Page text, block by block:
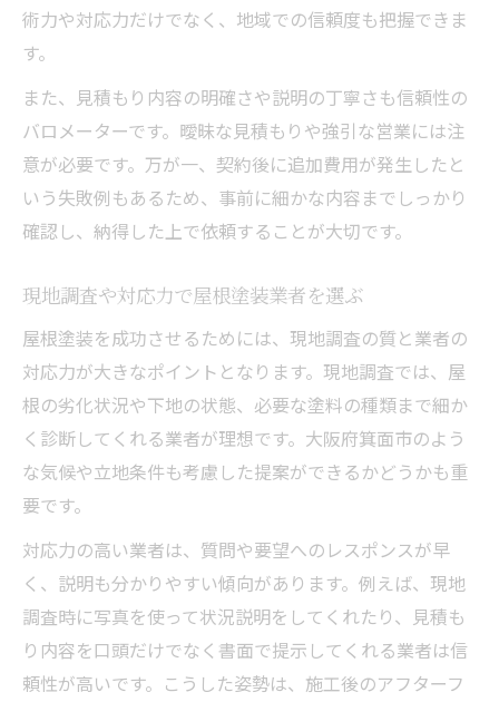
術力や対応力だけでなく、地域での信頼度も把握できま
す。
また、見積もり内容の明確さや説明の丁寧さも信頼性の
バロメーターです。曖昧な見積もりや強引な営業には注
意が必要です。万が一、契約後に追加費用が発生したと
いう失敗例もあるため、事前に細かな内容までしっかり
確認し、納得した上で依頼することが大切です。
現地調査や対応力で屋根塗装業者を選ぶ
屋根塗装を成功させるためには、現地調査の質と業者の
対応力が大きなポイントとなります。現地調査では、屋
根の劣化状況や下地の状態、必要な塗料の種類まで細か
く診断してくれる業者が理想です。大阪府箕面市のよう
な気候や立地条件も考慮した提案ができるかどうかも重
要です。
対応力の高い業者は、質問や要望へのレスポンスが早
く、説明も分かりやすい傾向があります。例えば、現地
調査時に写真を使って状況説明をしてくれたり、見積も
り内容を口頭だけでなく書面で提示してくれる業者は信
頼性が高いです。こうした姿勢は、施工後のアフターフ